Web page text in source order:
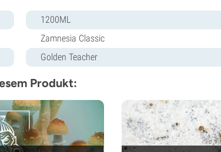
1200ML
Zamnesia Classic
Golden Teacher
Produkt: